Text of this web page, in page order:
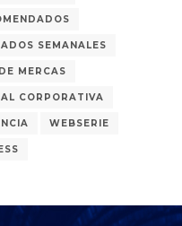
SEMANALES
MERCAS
CORPORATIVA
WEBSERIE